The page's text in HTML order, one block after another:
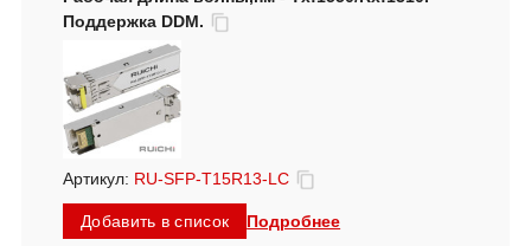
Поддержка DDM.
Артикул: RU-SFP-T15R13-LC
Добавить в список Подробнее